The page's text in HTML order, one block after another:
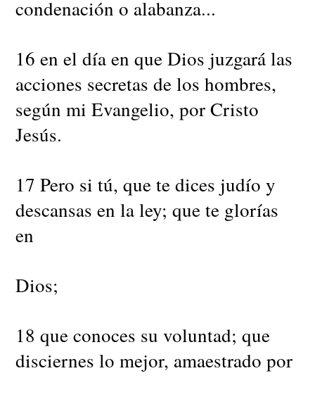
condenación o alabanza...
16 en el día en que Dios juzgará las
acciones secretas de los hombres,
según mi Evangelio, por Cristo
Jesús.
17 Pero si tú, que te dices judío y
descansas en la ley; que te glorías
en
Dios;
18 que conoces su voluntad; que
disciernes lo mejor, amaestrado por